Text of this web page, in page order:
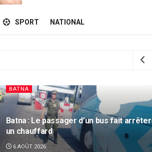
SPORT NATIONAL
REPORTAGE
Économie circulaire : « Moustafid », une
application au service du recyclage
6 AOÛT 2026